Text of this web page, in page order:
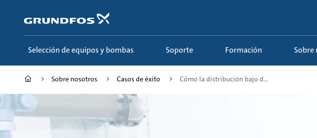
contenido
principal
Selección de equipos y bombas Soporte Formación
Sobre nosotros Casos de éxito Cómo la distribución bajo d...